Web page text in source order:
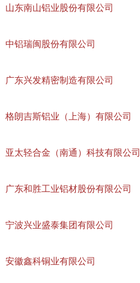
山东南山铝业股份有限公司
中铝瑞闽股份有限公司
广东兴发精密制造有限公司
格朗吉斯铝业（上海）有限公司
亚太轻合金（南通）科技有限公司
广东和胜工业铝材股份有限公司
宁波兴业盛泰集团有限公司
安徽鑫科铜业有限公司